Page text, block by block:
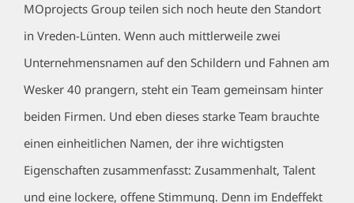
MOprojects Group teilen sich noch heute den Standort
in Vreden-Lünten. Wenn auch mittlerweile zwei
Unternehmensnamen auf den Schildern und Fahnen am
Wesker 40 prangern, steht ein Team gemeinsam hinter
beiden Firmen. Und eben dieses starke Team brauchte
einen einheitlichen Namen, der ihre wichtigsten
Eigenschaften zusammenfasst: Zusammenhalt, Talent
und eine lockere, offene Stimmung. Denn im Endeffekt